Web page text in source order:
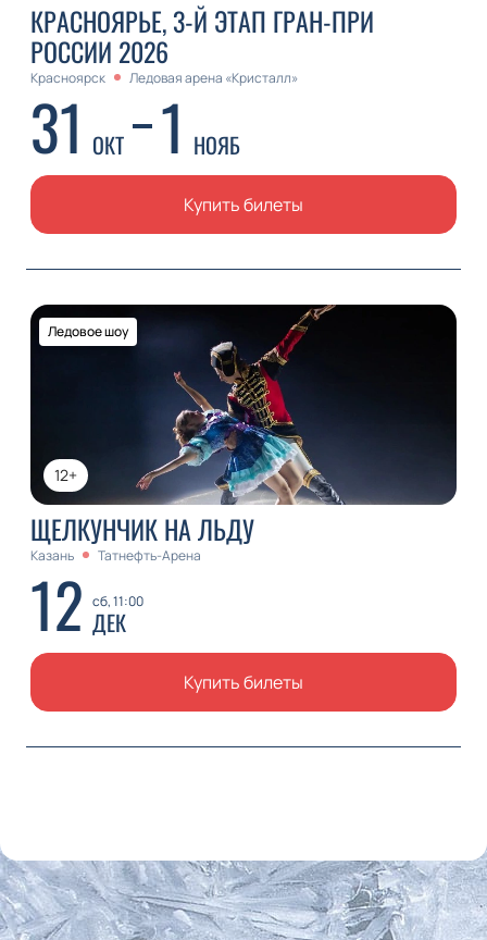
КРАСНОЯРЬЕ, 3-Й ЭТАП ГРАН-ПРИ
РОССИИ 2026
Красноярск Ледовая арена «Кристалл»
31 ОКТ 1 НОЯБ
Купить билеты
12+
Ледовое шоу
ЩЕЛКУНЧИК НА ЛЬДУ
Казань Татнефть-Арена
12 сб, 11:00
ДЕК
Купить билеты